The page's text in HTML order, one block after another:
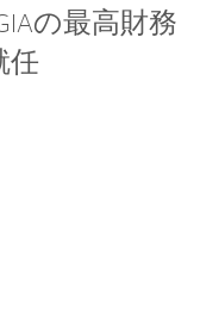
の最高財務
任